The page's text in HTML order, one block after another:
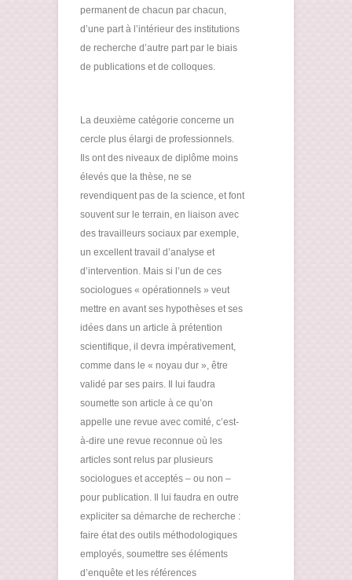
permanent de chacun par chacun,
d’une part à l’intérieur des institutions
de recherche d’autre part par le biais
de publications et de colloques.
La deuxième catégorie concerne un
cercle plus élargi de professionnels.
Ils ont des niveaux de diplôme moins
élevés que la thèse, ne se
revendiquent pas de la science, et font
souvent sur le terrain, en liaison avec
des travailleurs sociaux par exemple,
un excellent travail d’analyse et
d’intervention. Mais si l’un de ces
sociologues « opérationnels » veut
mettre en avant ses hypothèses et ses
idées dans un article à prétention
scientifique, il devra impérativement,
comme dans le « noyau dur », être
validé par ses pairs. Il lui faudra
soumette son article à ce qu’on
appelle une revue avec comité, c’est-
à-dire une revue reconnue où les
articles sont relus par plusieurs
sociologues et acceptés – ou non –
pour publication. Il lui faudra en outre
expliciter sa démarche de recherche :
faire état des outils méthodologiques
employés, soumettre ses éléments
d’enquête et les références